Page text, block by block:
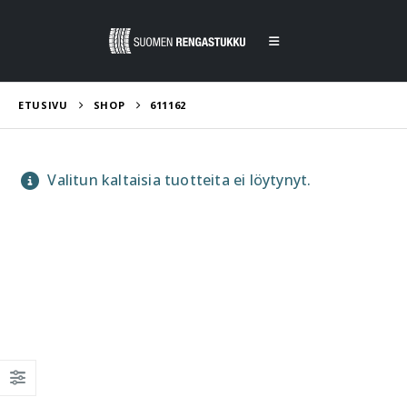
ETUSIVU SHOP 611162
Valitun kaltaisia tuotteita ei löytynyt.